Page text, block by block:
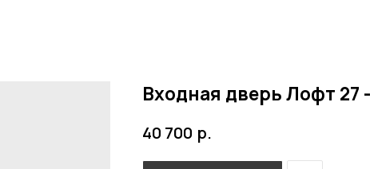
Входная дверь Лофт 27
40 700 р.